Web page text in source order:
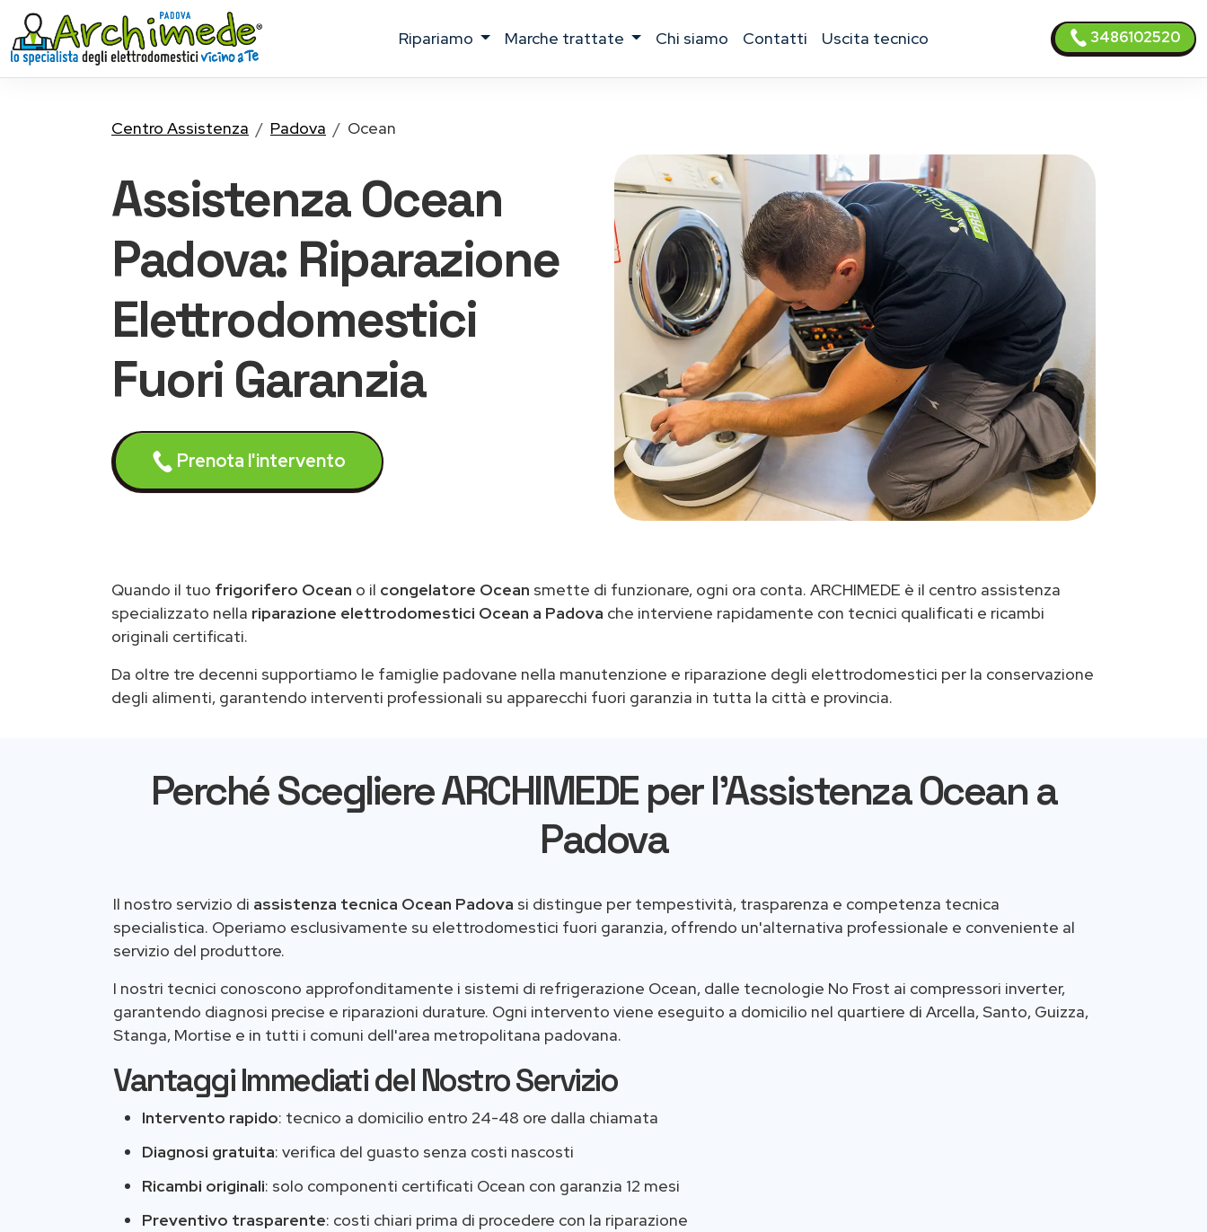
ripariamo marche trattate chi siamo contatti uscita tecnico 3486102520
Centro Assistenza Padova Ocean
Assistenza Ocean
Padova: Riparazione
Elettrodomestici
Fuori Garanzia
Prenota l'intervento
Quando il tuo frigorifero Ocean o il congelatore Ocean smette di funzionare, ogni ora conta. ARCHIMEDE è il centro assistenza
specializzato nella riparazione elettrodomestici Ocean a Padova che interviene rapidamente con tecnici qualificati e ricambi
originali certificati.
Da oltre tre decenni supportiamo le famiglie padovane nella manutenzione e riparazione degli elettrodomestici per la conservazione
degli alimenti, garantendo interventi professionali su apparecchi fuori garanzia in tutta la città e provincia.
Perché Scegliere ARCHIMEDE per l'Assistenza Ocean a
Padova
Il nostro servizio di assistenza tecnica Ocean Padova si distingue per tempestività, trasparenza e competenza tecnica
specialistica. Operiamo esclusivamente su elettrodomestici fuori garanzia, offrendo un'alternativa professionale e conveniente al
servizio del produttore.
I nostri tecnici conoscono approfonditamente i sistemi di refrigerazione Ocean, dalle tecnologie No Frost ai compressori inverter,
garantendo diagnosi precise e riparazioni durature. Ogni intervento viene eseguito a domicilio nel quartiere di Arcella, Santo, Guizza,
Stanga, Mortise e in tutti i comuni dell'area metropolitana padovana.
Vantaggi Immediati del Nostro Servizio
Intervento rapido: tecnico a domicilio entro 24-48 ore dalla chiamata
Diagnosi gratuita: verifica del guasto senza costi nascosti
Ricambi originali: solo componenti certificati Ocean con garanzia 12 mesi
Preventivo trasparente: costi chiari prima di procedere con la riparazione